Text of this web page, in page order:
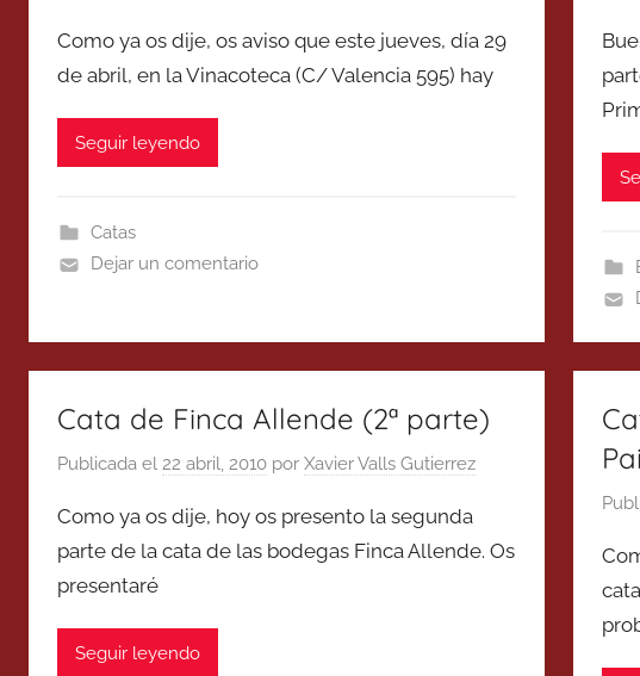
Como ya os dije, os aviso que este jueves, día 29
de abril, en la Vinacoteca (C/ Valencia 595) hay
Seguir leyendo
Catas
Dejar un comentario
Cata de Finca Allende (2ª parte)
Publicada el 22 abril, 2010 por Xavier Valls Gutierrez
Como ya os dije, hoy os presento la segunda
parte de la cata de las bodegas Finca Allende. Os
presentaré
Seguir leyendo